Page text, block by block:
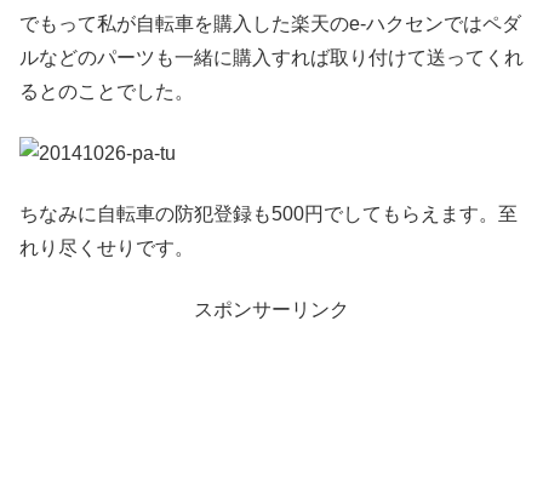
でもって私が自転車を購入した楽天のe-ハクセンではペダ
ルなどのパーツも一緒に購入すれば取り付けて送ってくれ
るとのことでした。
ちなみに自転車の防犯登録も500円でしてもらえます。至
れり尽くせりです。
スポンサーリンク